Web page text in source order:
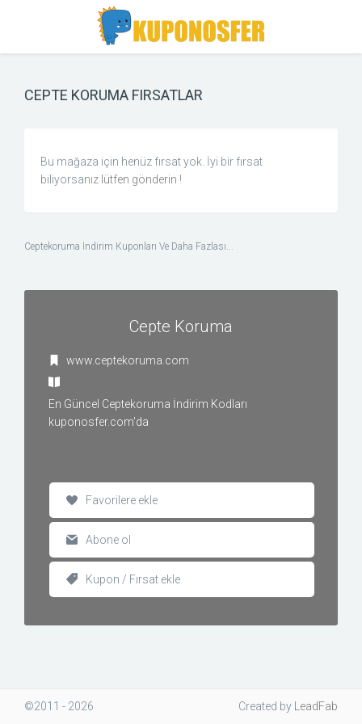
navigation
CEPTE KORUMA FIRSATLAR
Bu mağaza için henüz fırsat yok. İyi bir fırsat
biliyorsanız lütfen gönderin !
Ceptekoruma İndirim Kuponları Ve Daha Fazlası...
Cepte Koruma
www.ceptekoruma.com
En Güncel Ceptekoruma İndirim Kodları
kuponosfer.com'da
Favorilere ekle
Abone ol
Kupon / Fırsat ekle
©2011 - 2026 Created by LeadFab